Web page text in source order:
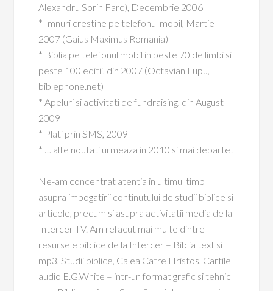
Alexandru Sorin Farc), Decembrie 2006
* Imnuri crestine pe telefonul mobil, Martie
2007 (Gaius Maximus Romania)
* Biblia pe telefonul mobil in peste 70 de limbi si
peste 100 editii, din 2007 (Octavian Lupu,
biblephone.net)
* Apeluri si activitati de fundraising, din August
2009
* Plati prin SMS, 2009
* … alte noutati urmeaza in 2010 si mai departe!
Ne-am concentrat atentia in ultimul timp
asupra imbogatirii continutului de studii biblice si
articole, precum si asupra activitatii media de la
Intercer TV. Am refacut mai multe dintre
resursele biblice de la Intercer – Biblia text si
mp3, Studii biblice, Calea Catre Hristos, Cartile
audio E.G.White – intr-un format grafic si tehnic